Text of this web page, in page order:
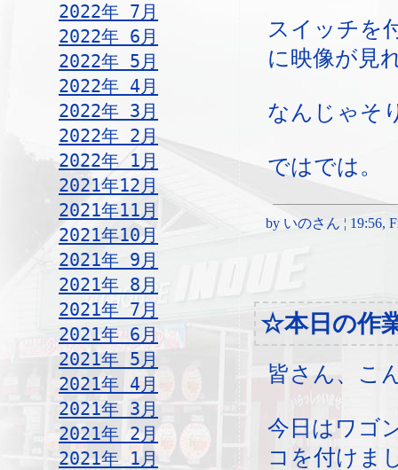
2022年 7月
2022年 6月
2022年 5月
2022年 4月
2022年 3月
2022年 2月
2022年 1月
2021年12月
2021年11月
2021年10月
2021年 9月
2021年 8月
2021年 7月
2021年 6月
2021年 5月
2021年 4月
2021年 3月
2021年 2月
2021年 1月
スイッチを
に映像が
なんじゃそ
ではでは。
by いのさん ¦ 19:56,
☆本日の作
皆さん、こ
今日はワゴ
コを付けま